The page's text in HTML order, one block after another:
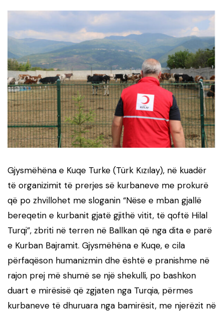
Gjysmëhëna e Kuqe Turke (Türk Kızılay), në kuadër
të organizimit të prerjes së kurbaneve me prokurë
që po zhvillohet me sloganin “Nëse e mban gjallë
bereqetin e kurbanit gjatë gjithë vitit, të qoftë Hilal
Turqi”, zbriti në terren në Ballkan që nga dita e parë
e Kurban Bajramit. Gjysmëhëna e Kuqe, e cila
përfaqëson humanizmin dhe është e pranishme në
rajon prej më shumë se një shekulli, po bashkon
duart e mirësisë që zgjaten nga Turqia, përmes
kurbaneve të dhuruara nga bamirësit, me njerëzit në